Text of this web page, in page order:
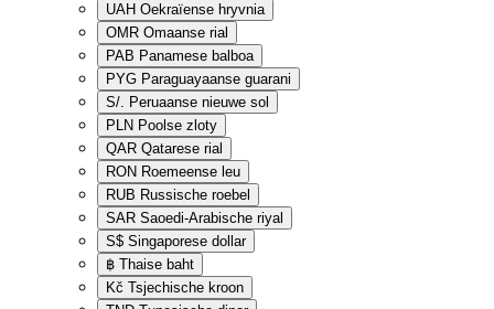
UAH Oekraïense hryvnia
OMR Omaanse rial
PAB Panamese balboa
PYG Paraguayaanse guarani
S/. Peruaanse nieuwe sol
PLN Poolse zloty
QAR Qatarese rial
RON Roemeense leu
RUB Russische roebel
SAR Saoedi-Arabische riyal
S$ Singaporese dollar
฿ Thaise baht
Kč Tsjechische kroon